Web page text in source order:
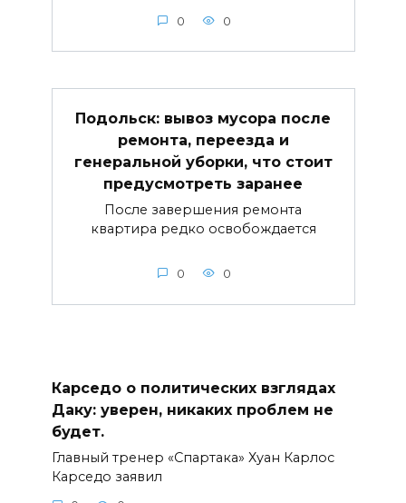
0 0
Подольск: вывоз мусора после
ремонта, переезда и
генеральной уборки, что стоит
предусмотреть заранее
После завершения ремонта
квартира редко освобождается
0 0
Карседо о политических взглядах
Даку: уверен, никаких проблем не
будет.
Главный тренер «Спартака» Хуан Карлос
Карседо заявил